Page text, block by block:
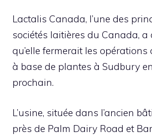
Lactalis Canada, l’une des
sociétés laitières du Canada, a
qu’elle fermerait les opérations
à base de plantes à Sudbury
prochain.
L’usine, située dans l’ancien
près de Palm Dairy Road et